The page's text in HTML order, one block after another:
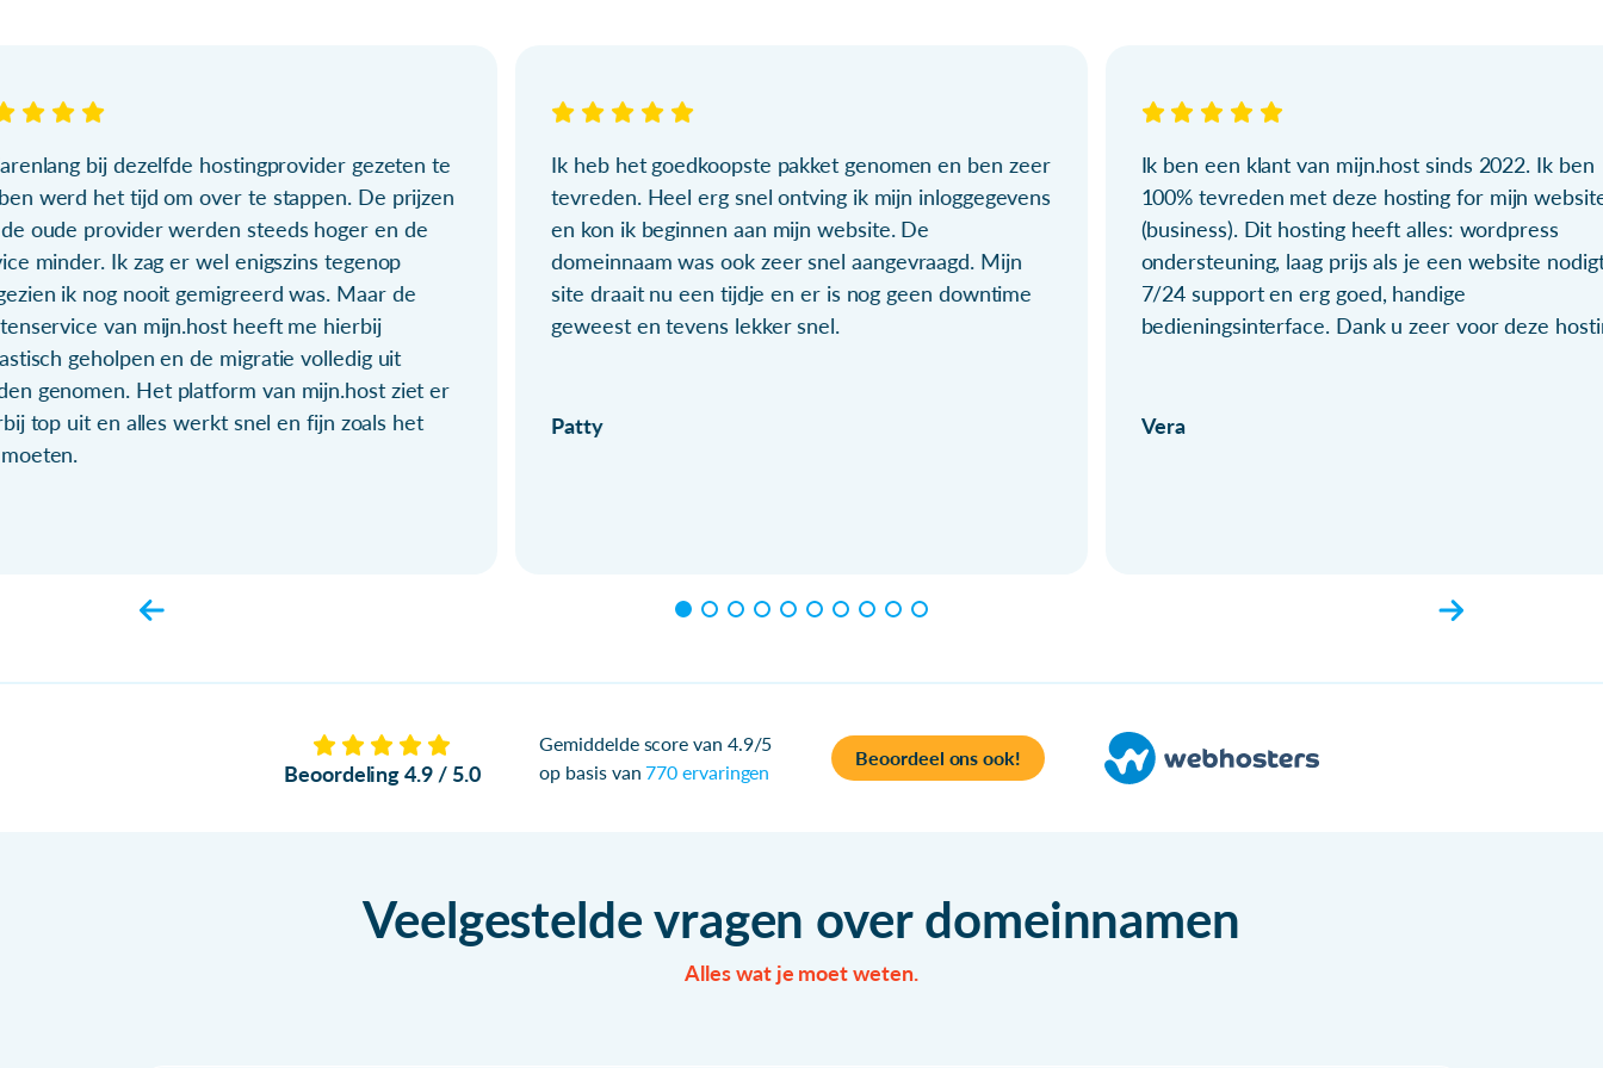
bij dezelfde hostingprovider gezeten te
werd het tijd om over te stappen. De prijzen
oude provider werden steeds hoger en de
minder. Ik zag er wel enigszins tegenop
ik nog nooit gemigreerd was. Maar de
van mijn.host heeft me hierbij
geholpen en de migratie volledig uit
genomen. Het platform van mijn.host ziet er
top uit en alles werkt snel en fijn zoals het
Ik heb het goedkoopste pakket genomen en ben zeer
tevreden. Heel erg snel ontving ik mijn inloggegevens
en kon ik beginnen aan mijn website. De
domeinnaam was ook zeer snel aangevraagd. Mijn
site draait nu een tijdje en er is nog geen downtime
geweest en tevens lekker snel.
Patty
Ik ben een klant van mijn.host sinds 2022. Ik ben
100% tevreden met deze hosting for mijn
(business). Dit hosting heeft alles: wordpress
ondersteuning, laag prijs als je een website
7/24 support en erg goed, handige
bedieningsinterface. Dank u zeer voor deze
Vera
Beoordeling 4.9 / 5.0
Gemiddelde score van 4.9/5
op basis van770 ervaringen
Beoordeel ons ook!
Veelgestelde vragen over domeinnamen
Alles wat je moet weten.